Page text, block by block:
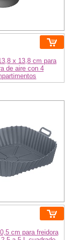
x 13,8 cm para
de aire con 4
cm para freidora